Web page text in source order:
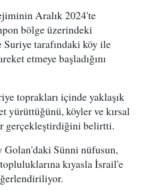
Aralık 2024'te
bölge üzerindeki
tarafındaki köy ile
etmeye başladığını
toprakları içinde yaklaşık
yürüttüğünü, köyler ve kırsal
gerçekleştirdiğini belirtti.
Sünni nüfusun,
kıyasla İsrail'e